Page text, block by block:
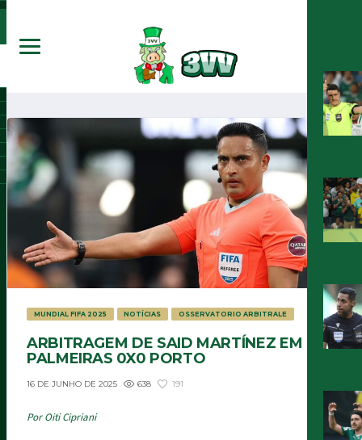
MUNDIAL FIFA 2025 NOTÍCIAS OSSERVATORIO ARBITRALE
ARBITRAGEM DE SAID MARTÍNEZ EM
PALMEIRAS 0X0 PORTO
16 DE JUNHO DE 2025 638 191
Por Oiti Cipriani